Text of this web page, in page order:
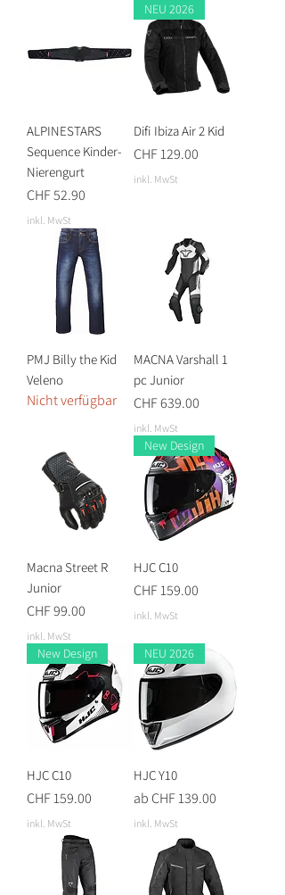
ALPINESTARS
Sequence Kinder-
Nierengurt
Preis
CHF 52.90
inkl. MwSt
NEU 2026
Difi Ibiza Air 2 Kid
Preis
CHF 129.00
inkl. MwSt
PMJ Billy the Kid
Veleno
Nicht verfügbar
MACNA Varshall 1
pc Junior
Preis
CHF 639.00
inkl. MwSt
Macna Street R
Junior
Preis
CHF 99.00
inkl. MwSt
New Design
HJC C10
Preis
CHF 159.00
inkl. MwSt
New Design
HJC C10
Preis
CHF 159.00
inkl. MwSt
NEU 2026
HJC Y10
abCHF 139.00
Sale-Preis
inkl. MwSt